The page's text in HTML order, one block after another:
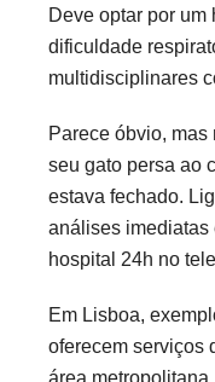
Deve optar por
dificuldade
multidisciplinares
Parece óbvio,
seu gato persa ao
estava fechado.
análises imediatas
hospital 24h no
Em Lisboa,
oferecem serviços
área